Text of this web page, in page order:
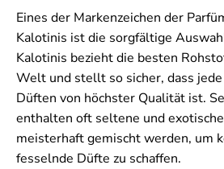
Eines der Markenzeichen der
Kalotinis ist die sorgfältige
Kalotinis bezieht die besten
Welt und stellt so sicher, dass
Düften von höchster Qualität ist.
enthalten oft seltene und
meisterhaft gemischt werden, um
fesselnde Düfte zu schaffen.